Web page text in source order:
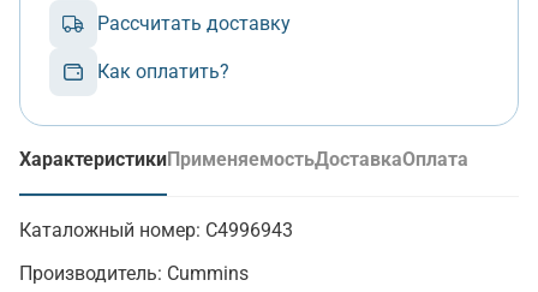
Рассчитать доставку
Как оплатить?
Характеристики
(активная вкладка)
ПрименяемостьДоставкаОплата
Каталожный номер: C4996943
Производитель: Cummins